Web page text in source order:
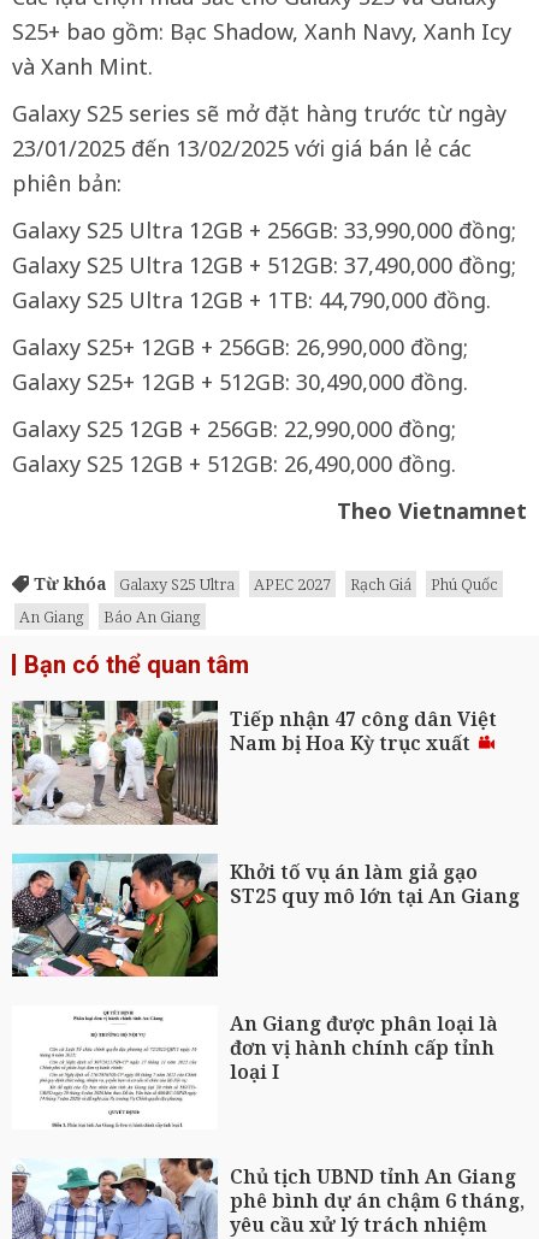
S25+ bao gồm: Bạc Shadow, Xanh Navy, Xanh Icy
và Xanh Mint.
Galaxy S25 series sẽ mở đặt hàng trước từ ngày
23/01/2025 đến 13/02/2025 với giá bán lẻ các
phiên bản:
Galaxy S25 Ultra 12GB + 256GB: 33,990,000 đồng;
Galaxy S25 Ultra 12GB + 512GB: 37,490,000 đồng;
Galaxy S25 Ultra 12GB + 1TB: 44,790,000 đồng.
Galaxy S25+ 12GB + 256GB: 26,990,000 đồng;
Galaxy S25+ 12GB + 512GB: 30,490,000 đồng.
Galaxy S25 12GB + 256GB: 22,990,000 đồng;
Galaxy S25 12GB + 512GB: 26,490,000 đồng.
Theo Vietnamnet
Từ khóa Galaxy S25 Ultra APEC 2027 Rạch Giá
Phú Quốc
An Giang
Báo An Giang
Bạn có thể quan tâm
Tiếp nhận 47 công dân Việt
Nam bị Hoa Kỳ trục xuất
Khởi tố vụ án làm giả gạo
ST25 quy mô lớn tại An Giang
An Giang được phân loại là
đơn vị hành chính cấp tỉnh
loại I
Chủ tịch UBND tỉnh An Giang
phê bình dự án chậm 6 tháng,
yêu cầu xử lý trách nhiệm